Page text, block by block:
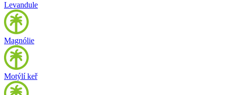
Levandule
Magnólie
Motýlí keř